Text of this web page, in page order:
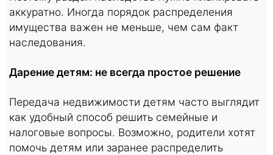
аккуратно. Иногда порядок распределения
имущества важен не меньше, чем сам факт
наследования.
Дарение детям: не всегда простое решение
Передача недвижимости детям часто выглядит
как удобный способ решить семейные и
налоговые вопросы. Возможно, родители хотят
помочь детям или заранее распределить